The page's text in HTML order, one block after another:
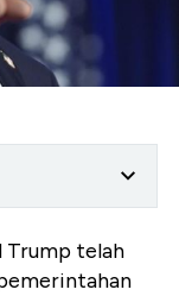
Trump telah